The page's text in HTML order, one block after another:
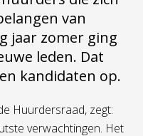
van
jaar zomer ging
leden. Dat
kandidaten op.
Huurdersraad, zegt:
verwachtingen. Het